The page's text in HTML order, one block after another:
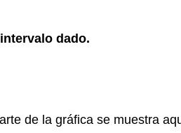
dado.
de la gráfica se muestra